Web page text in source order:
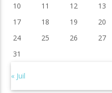
10
11 12 13
17
18 19 20
24
25 26 27
31
« Juil